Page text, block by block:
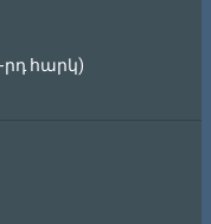
րդ հարկ)